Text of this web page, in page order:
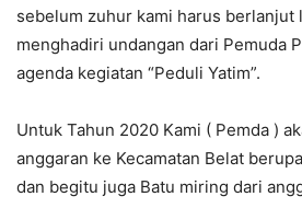
sebelum zuhur kami harus berlanjut
menghadiri undangan dari Pemuda
agenda kegiatan “Peduli Yatim”.
Untuk Tahun 2020 Kami ( Pemda )
anggaran ke Kecamatan Belat
dan begitu juga Batu miring dari